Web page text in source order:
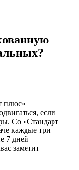
плюс»
если
Со «Стандарт
каждые три
7 дней
заметит